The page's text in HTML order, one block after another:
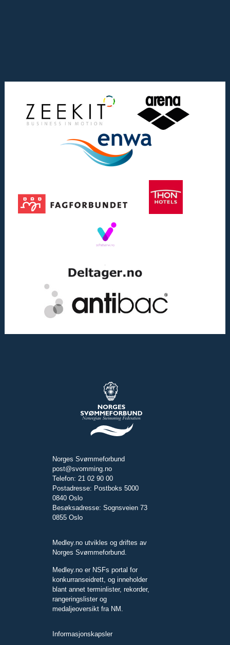
Norges Svømmeforbund
post@svomming.no
Telefon: 21 02 90 00
Postadresse: Postboks 5000
0840 Oslo
Besøksadresse: Sognsveien 73
0855 Oslo
Medley.no utvikles og driftes av
Norges Svømmeforbund.
Medley.no er NSFs portal for
konkurranseidrett, og inneholder
blant annet terminlister, rekorder,
rangeringslister og
medaljeoversikt fra NM.
Informasjonskapsler